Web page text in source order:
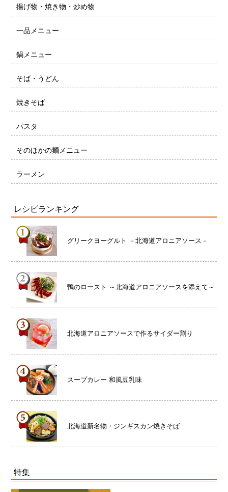
揚げ物・焼き物・炒め物
一品メニュー
鍋メニュー
そば・うどん
焼きそば
パスタ
そのほかの麺メニュー
ラーメン
レシピランキング
グリークヨーグルト －北海道アロニアソース－
鴨のロースト ～北海道アロニアソースを添えて～
北海道アロニアソースで作るサイダー割り
スープカレー 和風豆乳味
北海道新名物・ジンギスカン焼きそば
特集